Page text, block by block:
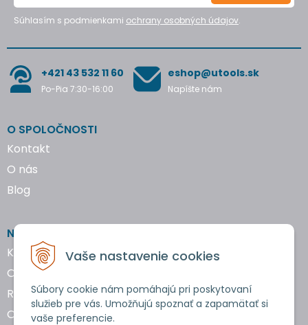
Vaše nastavenie cookies
Súbory cookie nám pomáhajú pri poskytovaní
služieb pre vás. Umožňujú spoznať a zapamätať si
vaše preferencie.
Súhlasím s podmienkami ochrany osobných údajov.
+421 43 532 11 60
Po-Pia 7:30-16:00
eshop@utools.sk
Napíšte nám
O SPOLOČNOSTI
Kontakt
O nás
Blog
NAKUPOVANIE
Katalógy náradia
Obchodné podmienky
Reklamácie a vrátenie tovaru
Ochrana osobných údajov